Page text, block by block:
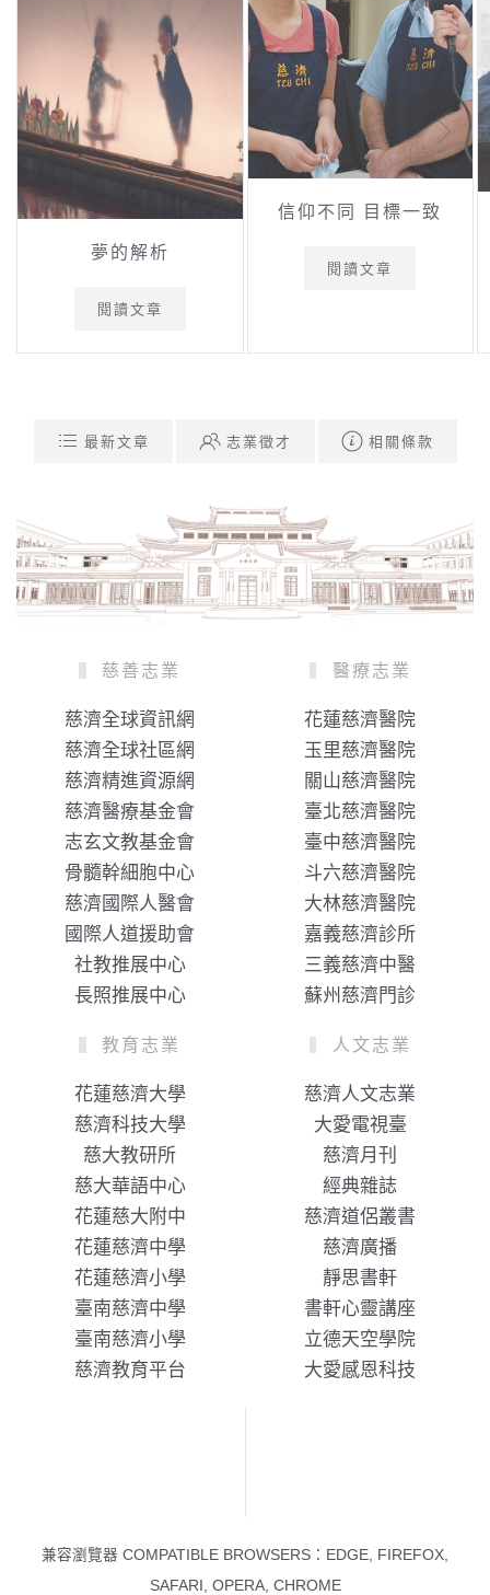
夢的解析
閱讀文章
信仰不同 目標一致
閱讀文章
最新文章 志業徵才 相關條款
慈善志業
慈濟全球資訊網
慈濟全球社區網
慈濟精進資源網
慈濟醫療基金會
志玄文教基金會
骨髓幹細胞中心
慈濟國際人醫會
國際人道援助會
社教推展中心
長照推展中心
醫療志業
花蓮慈濟醫院
玉里慈濟醫院
關山慈濟醫院
臺北慈濟醫院
臺中慈濟醫院
斗六慈濟醫院
大林慈濟醫院
嘉義慈濟診所
三義慈濟中醫
蘇州慈濟門診
教育志業
花蓮慈濟大學
慈濟科技大學
慈大教研所
慈大華語中心
花蓮慈大附中
花蓮慈濟中學
花蓮慈濟小學
臺南慈濟中學
臺南慈濟小學
慈濟教育平台
人文志業
慈濟人文志業
大愛電視臺
慈濟月刊
經典雜誌
慈濟道侶叢書
慈濟廣播
靜思書軒
書軒心靈講座
立德天空學院
大愛感恩科技
兼容瀏覽器 COMPATIBLE BROWSERS：EDGE, FIREFOX,
SAFARI, OPERA, CHROME